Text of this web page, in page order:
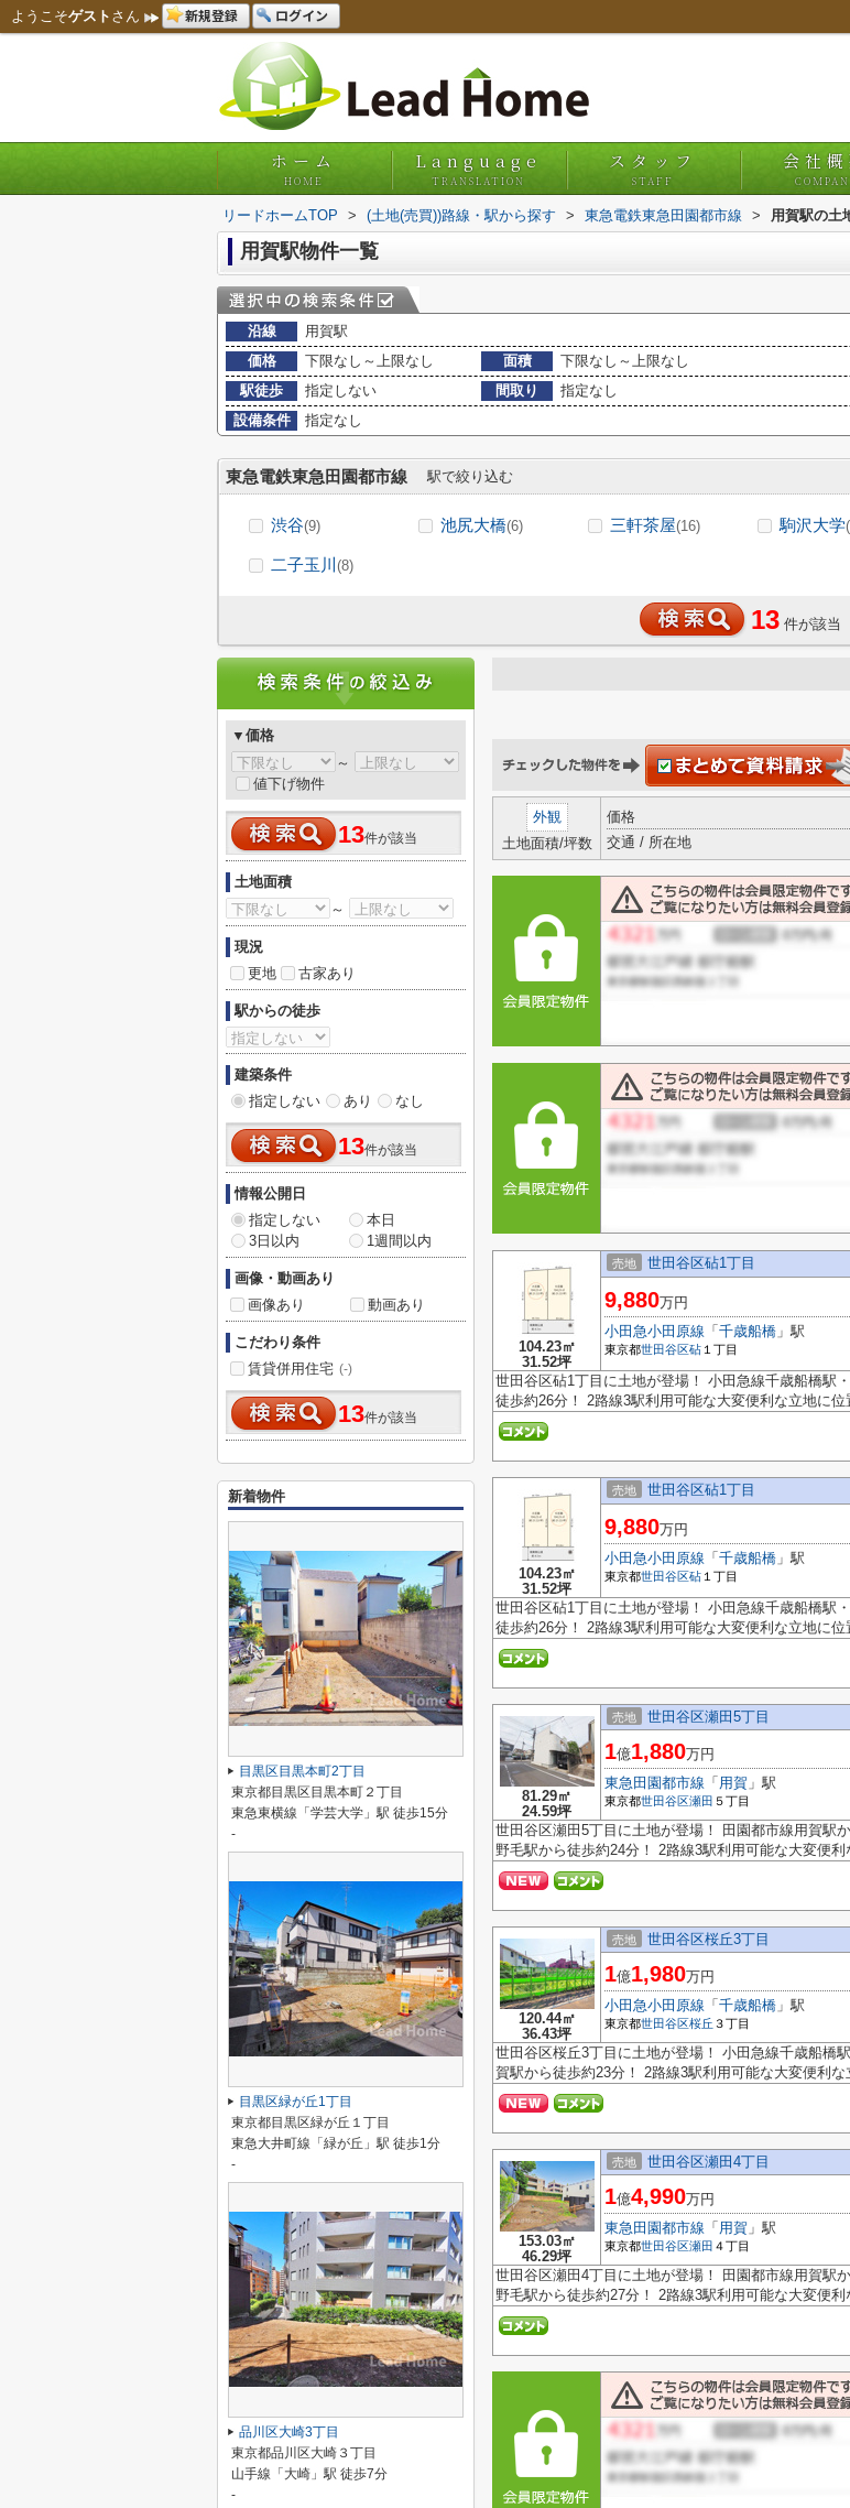
ようこそゲスト さん 新規登録 ログイン
ホーム
HOME
Language
TRANSLATION
スタッフ
STAFF
会社概
リードホームTOP > (土地(売買))路線・駅から探す > 東急電鉄東急田園都市線 > 用賀駅の土
用賀駅物件一覧
沿線
用賀駅
価格
下限なし～上限なし 面積
下限なし～上限なし
駅徒歩
指定しない 間取り
指定なし
設備条件
指定なし
東急電鉄東急田園都市線 駅で絞り込む
渋谷(9) 池尻大橋(6) 三軒茶屋(16) 駒沢大学
二子玉川 (8)
13 件が該当
外観
土地面積/坪数
価格
交通 / 所在地
104.23㎡
31.52坪
売地 世田谷区砧1丁目
9,880万円
小田急小田原線 「 千歳船橋 」駅
東京都世田谷区砧 １丁目
世田谷区砧1丁目に土地が登場！ 小田急線千歳船橋駅
徒歩約26分！ 2路線3駅利用可能な大変便利な立地に
104.23㎡
31.52坪
売地 世田谷区砧1丁目
9,880万円
小田急小田原線 「 千歳船橋 」駅
東京都世田谷区砧 １丁目
世田谷区砧1丁目に土地が登場！ 小田急線千歳船橋駅
徒歩約26分！ 2路線3駅利用可能な大変便利な立地に
81.29㎡
24.59坪
売地 世田谷区瀬田5丁目
1億1,880万円
東急田園都市線 「 用賀 」駅
東京都世田谷区瀬田 ５丁目
世田谷区瀬田5丁目に土地が登場！ 田園都市線用賀駅
野毛駅から徒歩約24分！ 2路線3駅利用可能な大変便
120.44㎡
36.43坪
売地 世田谷区桜丘3丁目
1億1,980万円
小田急小田原線 「 千歳船橋 」駅
東京都世田谷区桜丘 ３丁目
世田谷区桜丘3丁目に土地が登場！ 小田急線千歳船橋
賀駅から徒歩約23分！ 2路線3駅利用可能な大変便利
153.03㎡
46.29坪
売地 世田谷区瀬田4丁目
1億4,990万円
東急田園都市線 「 用賀 」駅
東京都世田谷区瀬田 ４丁目
世田谷区瀬田4丁目に土地が登場！ 田園都市線用賀駅
野毛駅から徒歩約27分！ 2路線3駅利用可能な大変便
▼価格
～
値下げ物件
13件が該当
土地面積
～
現況
更地
古家あり
駅からの徒歩
建築条件
指定しない
あり なし
13件が該当
情報公開日
指定しない
本日
3日以内
1週間以内
画像・動画あり
画像あり
動画あり
こだわり条件
賃貸併用住宅 (-)
13件が該当
新着物件
目黒区目黒本町2丁目
東京都目黒区目黒本町２丁目
東急東横線「学芸大学」駅 徒歩15分
-
目黒区緑が丘1丁目
東京都目黒区緑が丘１丁目
東急大井町線「緑が丘」駅 徒歩1分
-
品川区大崎3丁目
東京都品川区大崎３丁目
山手線「大崎」駅 徒歩7分
-